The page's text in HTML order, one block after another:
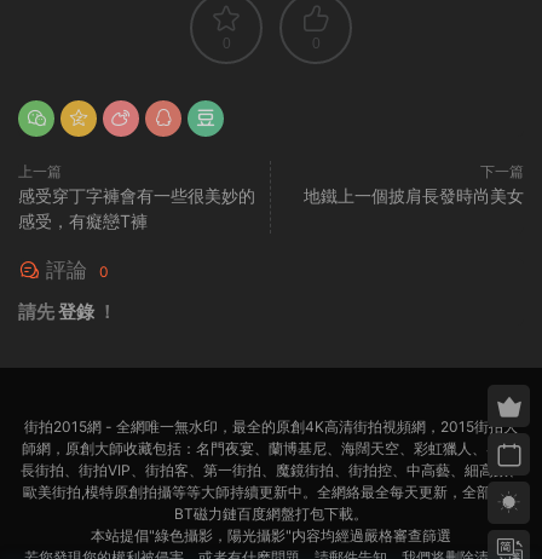
0 0
上一篇
感受穿丁字褲會有一些很美妙的
感受，有癡戀T褲
下一篇
地鐵上一個披肩長發時尚美女
評論 0
請先登錄 ！
街拍2015網 - 全網唯一無水印，最全的原創4K高清街拍視頻網，2015街拍大
師網，原創大師收藏包括：名門夜宴、蘭博基尼、海闊天空、彩虹獵人、4K超
長街拍、街拍VIP、街拍客、第一街拍、魔鏡街拍、街拍控、中高藝、細高跟、
歐美街拍,模特原創拍攝等等大師持續更新中。全網絡最全每天更新，全部迅雷
BT磁力鏈百度網盤打包下載。
本站提倡"綠色攝影，陽光攝影"内容均經過嚴格審查篩選